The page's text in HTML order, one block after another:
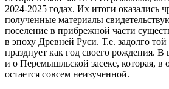
2024-2025 годах. Их итоги оказались
полученные материалы
поселение в прибрежной части
в эпоху Древней Руси. Т.е. задолго
празднует как год своего рождения.
и о Перемышльской засеке, которая, в
остается совсем неизученной.